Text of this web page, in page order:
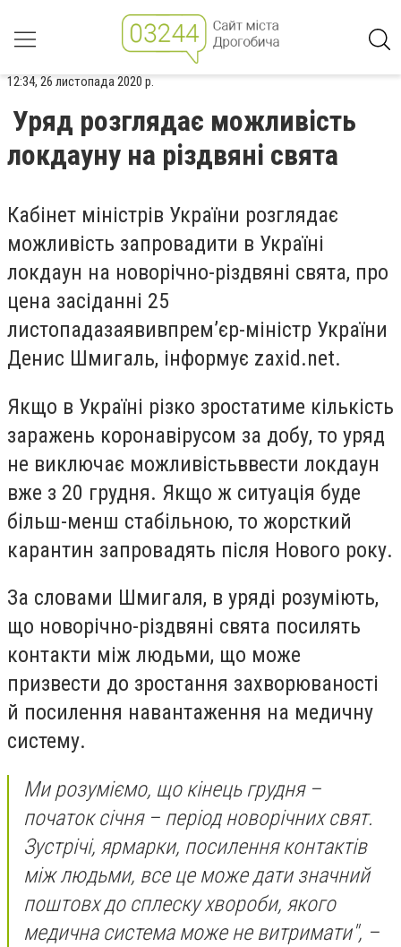
12:34, 26 листопада 2020 р.
Уряд розглядає можливість
локдауну на різдвяні свята
Кабінет міністрів України розглядає
можливість запровадити в Україні
локдаун на новорічно-різдвяні свята, про
цена засіданні 25
листопадазаявивпрем’єр-міністр України
Денис Шмигаль, інформує zaxid.net.
Якщо в Україні різко зростатиме кількість
заражень коронавірусом за добу, то уряд
не виключає можливістьввести локдаун
вже з 20 грудня. Якщо ж ситуація буде
більш-менш стабільною, то жорсткий
карантин запровадять після Нового року.
За словами Шмигаля, в уряді розуміють,
що новорічно-різдвяні свята посилять
контакти між людьми, що може
призвести до зростання захворюваності
й посилення навантаження на медичну
систему.
Ми розуміємо, що кінець грудня –
початок січня – період новорічних свят.
Зустрічі, ярмарки, посилення контактів
між людьми, все це може дати значний
поштовх до сплеску хвороби, якого
медична система може не витримати", –